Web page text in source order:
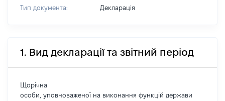
Тип документа: Декларація
1. Вид декларації та звітний період
Щорічна
особи, уповноваженої на виконання функцій держави